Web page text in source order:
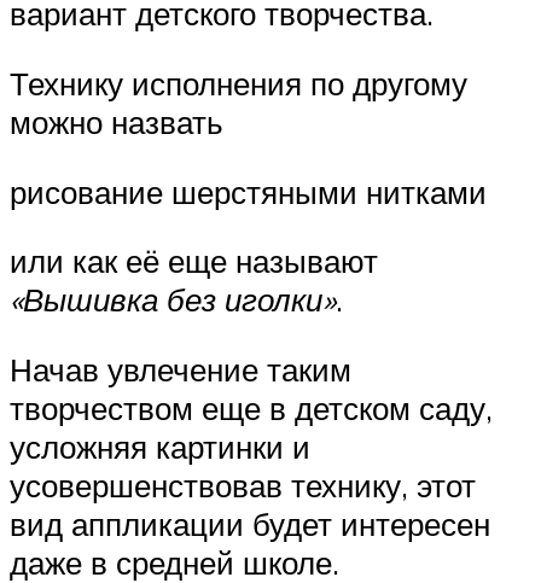
вариант детского творчества.
Технику исполнения по другому
можно назвать
рисование шерстяными нитками
или как её еще называют
«Вышивка без иголки».
Начав увлечение таким
творчеством еще в детском саду,
усложняя картинки и
усовершенствовав технику, этот
вид аппликации будет интересен
даже в средней школе.